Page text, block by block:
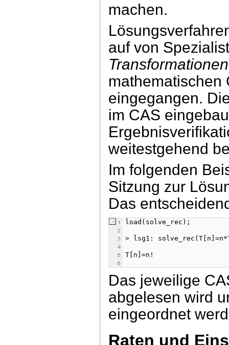
machen.
auf von
Transformationen
mathematischen
eingegangen.
im CAS
weitestgehend
Im folgenden
Sitzung zur
Das
Das jeweilige
abgelesen wird
eingeordnet
Raten und